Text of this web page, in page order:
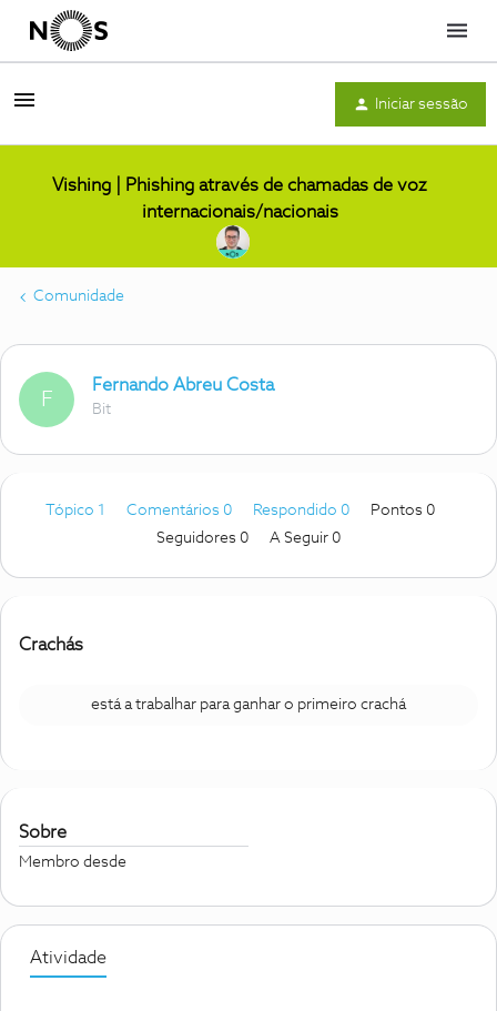
Menu
Iniciar sessão
Vishing | Phishing através de chamadas de voz
internacionais/nacionais
Comunidade
F
Fernando Abreu Costa
Bit
Tópico 1 Comentários 0 Respondido 0
Pontos 0
Seguidores 0 A Seguir 0
Crachás
está a trabalhar para ganhar o primeiro crachá
Sobre
Membro desde
Atividade